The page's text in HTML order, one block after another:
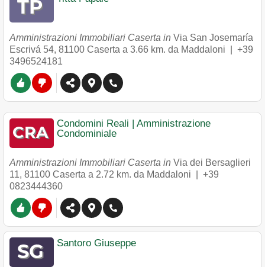
Amministrazioni Immobiliari Caserta in Via San Josemaría
Escrivá 54, 81100 Caserta a 3.66 km. da Maddaloni | +39
3496524181
Condomini Reali | Amministrazione
Condominiale
Amministrazioni Immobiliari Caserta in Via dei Bersaglieri
11, 81100 Caserta a 2.72 km. da Maddaloni | +39
0823444360
Santoro Giuseppe